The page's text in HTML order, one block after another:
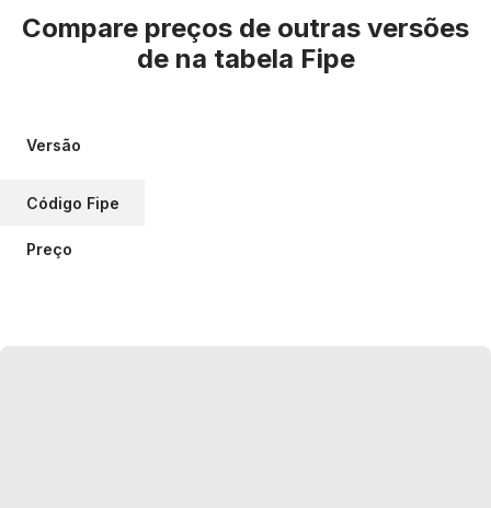
Compare preços de outras versões
de na tabela Fipe
Versão
Código Fipe
Preço